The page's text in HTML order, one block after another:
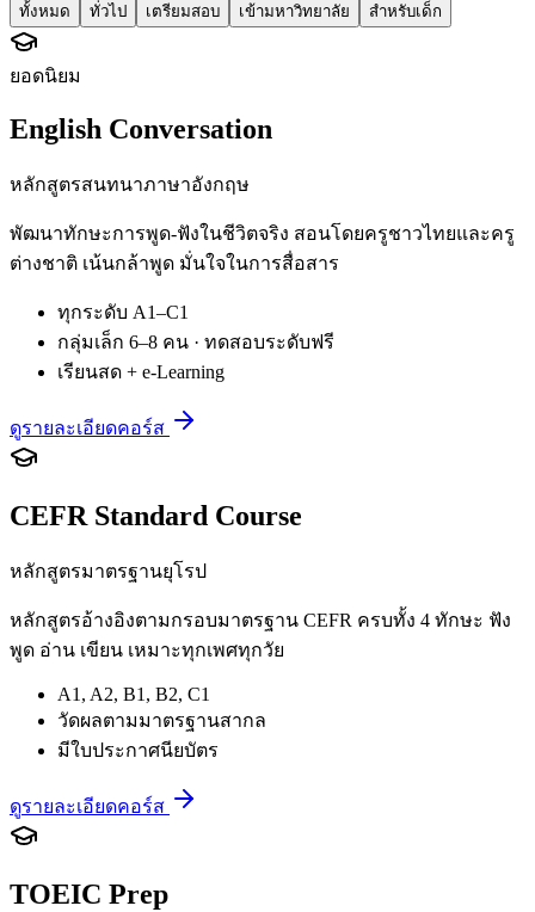
ทั้งหมด ทั่วไป เตรียมสอบ เข้ามหาวิทยาลัย สำหรับเด็ก
ยอดนิยม
English Conversation
หลักสูตรสนทนาภาษาอังกฤษ
พัฒนาทักษะการพูด-ฟังในชีวิตจริง สอนโดยครูชาวไทยและครู
ต่างชาติ เน้นกล้าพูด มั่นใจในการสื่อสาร
ทุกระดับ A1–C1
กลุ่มเล็ก 6–8 คน · ทดสอบระดับฟรี
เรียนสด + e-Learning
ดูรายละเอียดคอร์ส
CEFR Standard Course
หลักสูตรมาตรฐานยุโรป
หลักสูตรอ้างอิงตามกรอบมาตรฐาน CEFR ครบทั้ง 4 ทักษะ ฟัง
พูด อ่าน เขียน เหมาะทุกเพศทุกวัย
A1, A2, B1, B2, C1
วัดผลตามมาตรฐานสากล
มีใบประกาศนียบัตร
ดูรายละเอียดคอร์ส
TOEIC Prep